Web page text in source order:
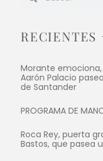
RECIENTES
Morante
Aarón Palacio
de Santander
PROGRAMA DE
Roca Rey, puerta
Bastos, que pasea